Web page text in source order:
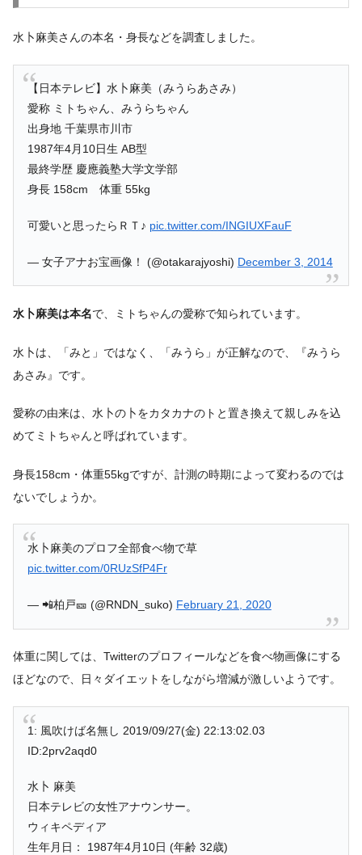
水卜麻美さんの本名・身長などを調査しました。
【日本テレビ】水卜麻美（みうらあさみ）
愛称 ミトちゃん、みうらちゃん
出身地 千葉県市川市
1987年4月10日生 AB型
最終学歴 慶應義塾大学文学部
身長 158cm 体重 55kg
可愛いと思ったらＲＴ♪ pic.twitter.com/INGIUXFauF
— 女子アナお宝画像！ (@otakarajyoshi) December 3, 2014
水卜麻美は本名で、ミトちゃんの愛称で知られています。
水卜は、「みと」ではなく、「みうら」が正解なので、『みうら
あさみ』です。
愛称の由来は、水卜の卜をカタカナのトと置き換えて親しみを込
めてミトちゃんと呼ばれています。
身長158cm・体重55kgですが、計測の時期によって変わるのでは
ないでしょうか。
水卜麻美のプロフ全部食べ物で草
pic.twitter.com/0RUzSfP4Fr
— 📲柏戸🎫 (@RNDN_suko) February 21, 2020
体重に関しては、Twitterのプロフィールなどを食べ物画像にする
ほどなので、日々ダイエットをしながら増減が激しいようです。
1: 風吹けば名無し 2019/09/27(金) 22:13:02.03
ID:2prv2aqd0
水卜 麻美
日本テレビの女性アナウンサー。
ウィキペディア
生年月日： 1987年4月10日 (年齢 32歳)